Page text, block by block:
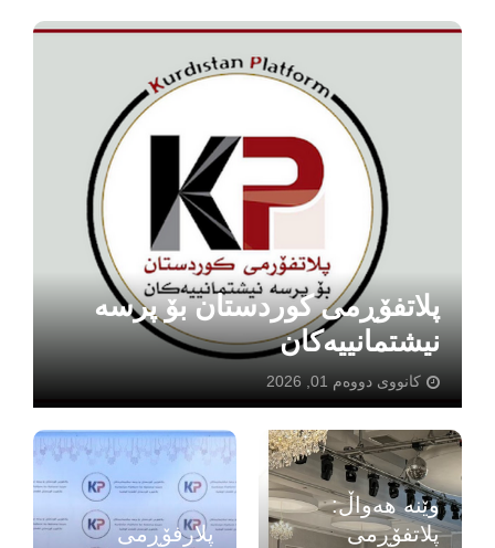
پلاتفۆڕمی کوردستان بۆ پرسە
نیشتمانییەکان
کانووی دووەم 01, 2026
وێنە هەواڵ:
پلاتفۆڕمی
پلارفۆڕمی